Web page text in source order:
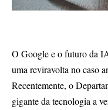
O Google e o futuro da
uma reviravolta no caso
Recentemente, o
gigante da tecnologia a